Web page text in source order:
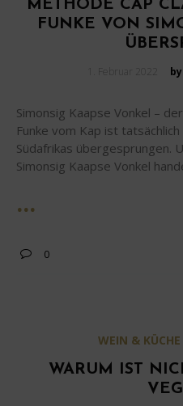
MÉTHODE CAP
FUNKE VON
1. Februar 2022
Simonsig Kaapse Vonkel –
Funke vom Kap ist
Südafrikas übergesprungen.
Simonsig Kaapse Vonkel
0
WEIN & KÜCHE
WARUM IST